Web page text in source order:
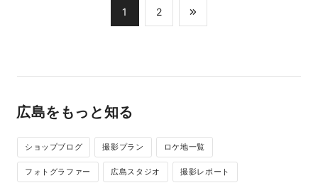
1 2
広島をもっと知る
ショップブログ 撮影プラン ロケ地一覧
フォトグラファー 広島スタジオ 撮影レポート